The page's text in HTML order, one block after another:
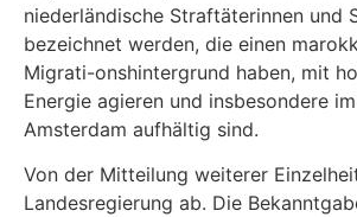
niederlän­dische Straftäterinnen und
bezeichnet werden, die einen
Migrati-onshintergrund haben, mit
Energie agieren und insbesondere
Amsterdam aufhältig sind.
Von der Mitteilung weiterer
Landesregierung ab. Die